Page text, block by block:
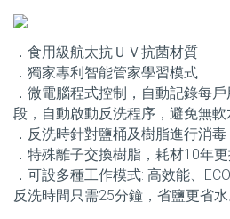
．食用級航太抗ＵＶ抗菌材質
．獨家專利智能管家學習模式
．微電腦程式控制，自動記錄每
段，自動啟動反洗程序，避免無軟
．反洗時針對鹽桶及樹脂進行消毒
．特殊離子交換樹脂，耗材10年
．可設多種工作模式: 高效能、
反洗時間只需25分鐘，省鹽更省水